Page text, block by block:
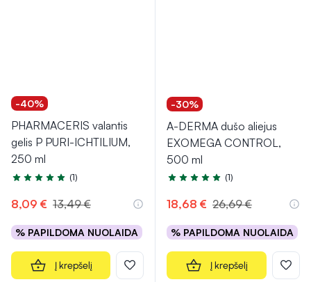
-40%
PHARMACERIS valantis
gelis P PURI-ICHTILIUM,
250 ml
Įvertinimas 5.0 iš 5
(1)
8,09 € 13,49 €
% PAPILDOMA NUOLAIDA
Į krepšelį
-30%
A-DERMA dušo aliejus
EXOMEGA CONTROL,
500 ml
Įvertinimas 5.0 iš 5
(1)
18,68 € 26,69 €
% PAPILDOMA NUOLAIDA
Į krepšelį